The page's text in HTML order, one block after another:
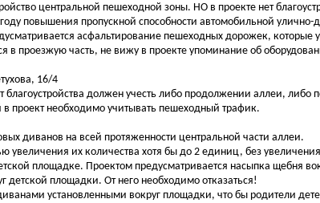
центральной пешеходной зоны. НО в проекте нет
повышения пропускной способности автомобильной улично-
асфальтирование пешеходных дорожек,
в проезжую часть, не вижу в проекте упоминание об
16/4
благоустройства должен учесть либо продолжении аллеи,
проект необходимо учитывать пешеходный трафик.
диванов на всей протяженности центральной части аллеи.
увеличения их количества хотя бы до 2 единиц, без
площадке. Проектом предусматривается насыпка щебня
детской площадки. От него необходимо отказаться!
установленными вокруг площадки, что бы родители